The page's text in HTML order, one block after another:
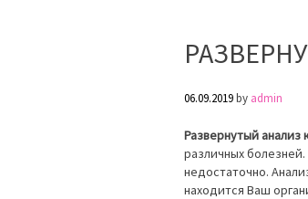
06.09.2019by admin
Развернутый анализ
различных
недостаточно.
находится Ваш